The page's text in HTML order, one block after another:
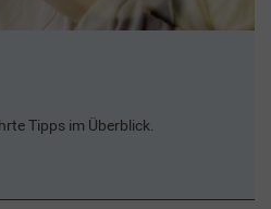
Tipps im Überblick.